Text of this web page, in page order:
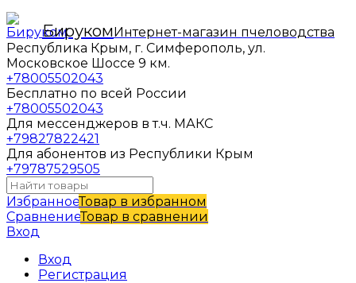
БирукомИнтернет-магазин пчеловодства
Республика Крым, г. Симферополь, ул.
Московское Шоссе 9 км.
+78005502043
Бесплатно по всей России
+78005502043
Для мессенджеров в т.ч. МАКС
+79827822421
Для абонентов из Республики Крым
+79787529505
ИзбранноеТовар в избранном
СравнениеТовар в сравнении
Вход
Вход
Регистрация